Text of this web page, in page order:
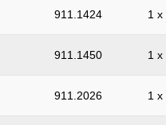
911.1424 1 x
911.1450 1 x
911.2026 1 x